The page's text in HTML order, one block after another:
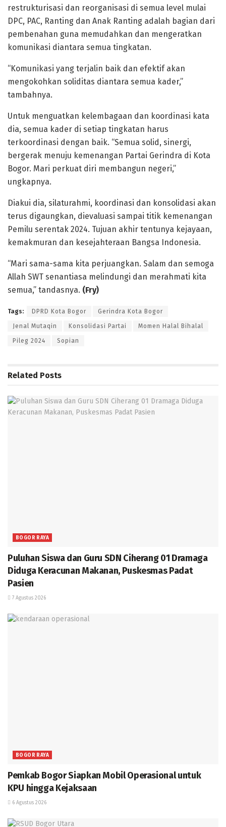
restrukturisasi dan reorganisasi di semua level mulai
DPC, PAC, Ranting dan Anak Ranting adalah bagian dari
pembenahan guna memudahkan dan mengeratkan
komunikasi diantara semua tingkatan.
“Komunikasi yang terjalin baik dan efektif akan
mengokohkan soliditas diantara semua kader,”
tambahnya.
Untuk menguatkan kelembagaan dan koordinasi kata
dia, semua kader di setiap tingkatan harus
terkoordinasi dengan baik. “Semua solid, sinergi,
bergerak menuju kemenangan Partai Gerindra di Kota
Bogor. Mari perkuat diri membangun negeri,”
ungkapnya.
Diakui dia, silaturahmi, koordinasi dan konsolidasi akan
terus digaungkan, dievaluasi sampai titik kemenangan
Pemilu serentak 2024. Tujuan akhir tentunya kejayaan,
kemakmuran dan kesejahteraan Bangsa Indonesia.
“Mari sama-sama kita perjuangkan. Salam dan semoga
Allah SWT senantiasa melindungi dan merahmati kita
semua,” tandasnya. (Fry)
Tags: DPRD Kota Bogor Gerindra Kota Bogor
Jenal Mutaqin Konsolidasi Partai Momen Halal Bihalal
Pileg 2024 Sopian
Related Posts
BOGOR RAYA
Puluhan Siswa dan Guru SDN Ciherang 01 Dramaga
Diduga Keracunan Makanan, Puskesmas Padat
Pasien
7 Agustus 2026
BOGOR RAYA
Pemkab Bogor Siapkan Mobil Operasional untuk
KPU hingga Kejaksaan
6 Agustus 2026